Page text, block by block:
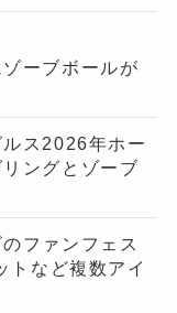
ーブボールが
ルス2026年ホー
ングとゾーブ
ファンフェス
トなど複数アイ